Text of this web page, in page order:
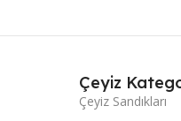
Çeyiz
Çeyiz Sandıkları